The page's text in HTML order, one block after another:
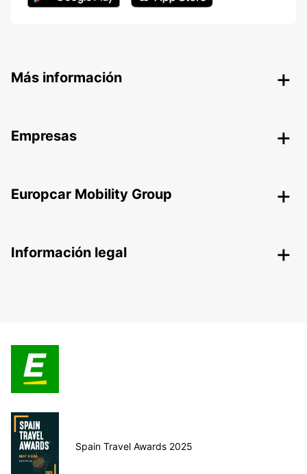
Más información
Empresas
Europcar Mobility Group
Información legal
Spain Travel Awards 2025